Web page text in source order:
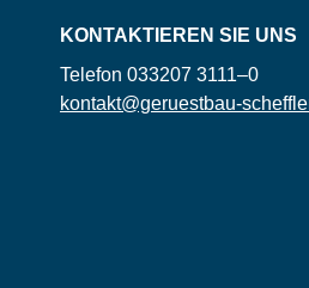
KONTAKTIEREN SIE UNS
Telefon 033207 3111–0
kontakt@geruestbau-